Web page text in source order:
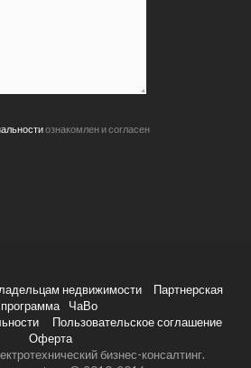
ознакомлен и согласен
недвижимости
Партнерская
программа
ЧаВо
Пользовательское соглашение
Оферта
бизнес-консалтинг.